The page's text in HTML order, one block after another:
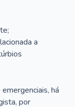
a
há
por